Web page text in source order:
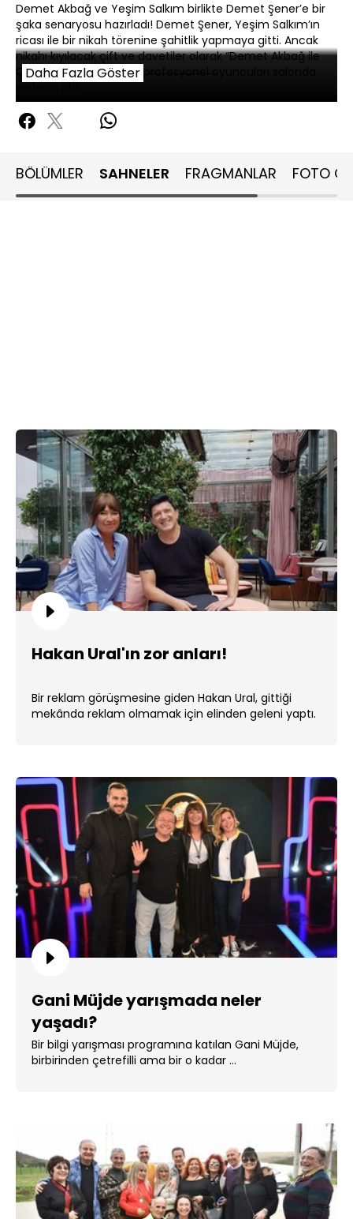
Demet Akbağ ve Yeşim Salkım birlikte Demet Şener’e bir
şaka senaryosu hazırladı! Demet Şener, Yeşim Salkım’ın
ricası ile bir nikah törenine şahitlik yapmaya gitti. Ancak
nikahı kıyılacak çift ve davetiler olarak “Demet Akbağ ile
Çok Aramızda” ekibinin profesyonel oyuncuları salonda
Daha Fazla Göster
BÖLÜMLER SAHNELER FRAGMANLAR FOTO
Hakan Ural'ın zor anları!
Bir reklam görüşmesine giden Hakan Ural, gittiği
mekânda reklam olmamak için elinden geleni yaptı.
Gani Müjde yarışmada neler
yaşadı?
Bir bilgi yarışması programına katılan Gani Müjde,
birbirinden çetrefilli ama bir o kadar ...